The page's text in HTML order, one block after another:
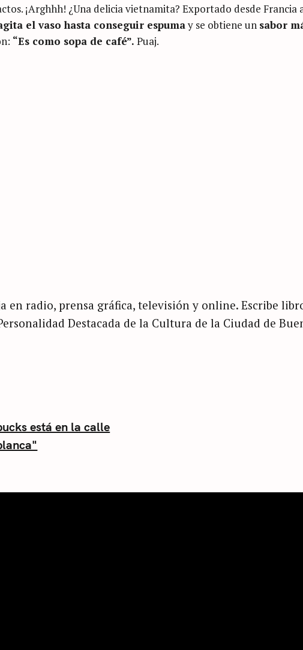
¡Arghhh! ¿Una delicia vietnamita? Exportado desde Francia
el vaso hasta conseguir espumay se obtiene un sabor
“Es como sopa de café”. Puaj.
en radio, prensa gráfica, televisión y online. Escribe
Destacada de la Cultura de la Ciudad de
está en la calle